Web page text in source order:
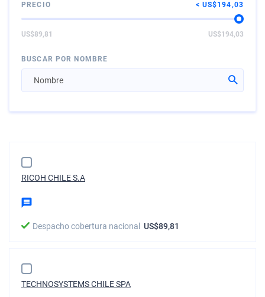
PRECIO US$194,03
US$89,81 US$194,03
BUSCAR POR NOMBRE
RICOH CHILE S.A
Despacho cobertura nacional US$89,81
TECHNOSYSTEMS CHILE SPA